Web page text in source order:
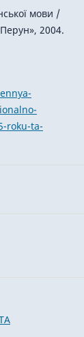
мови /
2004.
roku-ta-